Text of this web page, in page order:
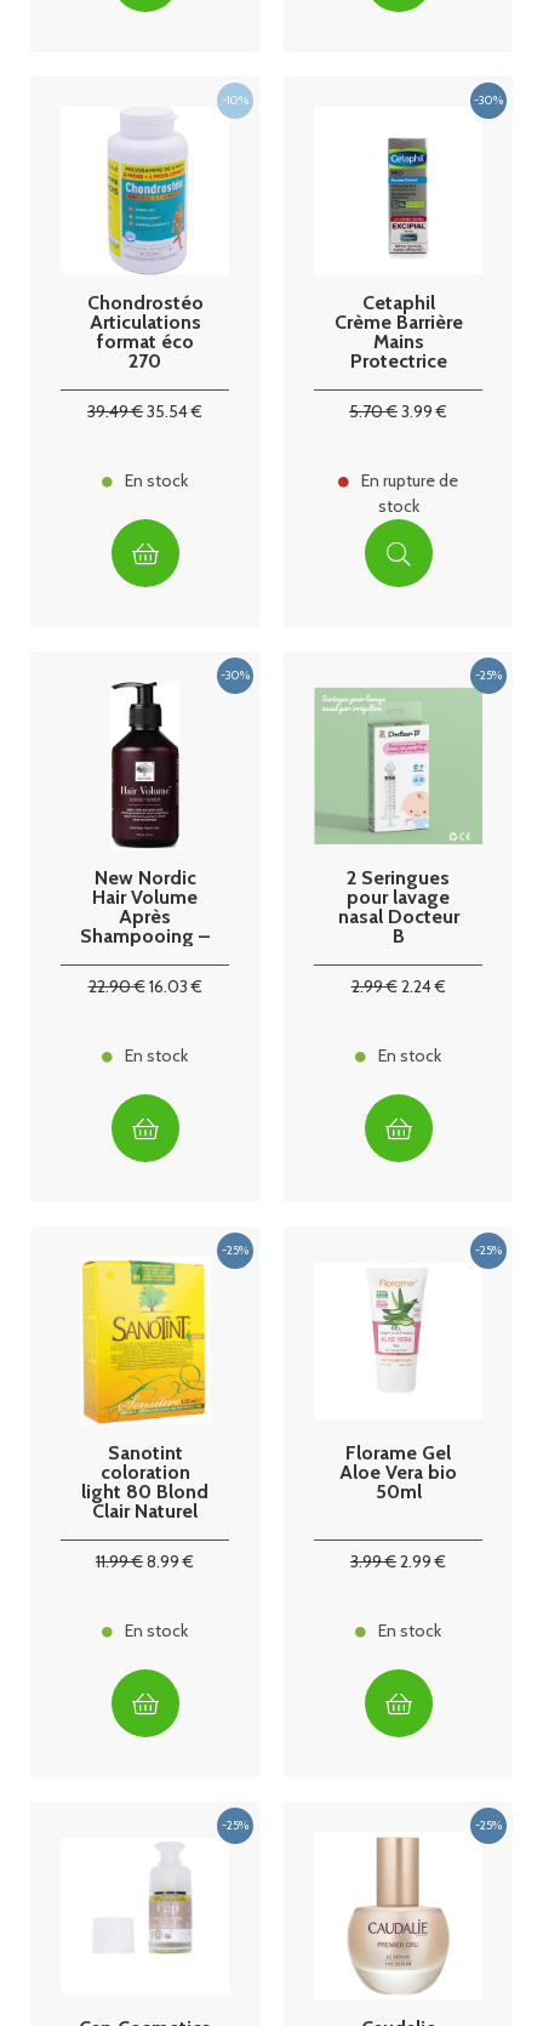
Chondrostéo
Articulations
format éco
270
39.49€35.54€
En stock
Cetaphil
Crème Barrière
Mains
Protectrice
5.70€3.99 €
En rupture de
stock
New Nordic
Hair Volume
Après
Shampooing –
22.90€16.03€
En stock
2 Seringues
pour lavage
nasal Docteur
B
2.99€2.24€
En stock
Sanotint
coloration
light 80 Blond
Clair Naturel
11.99€8.99 €
En stock
Florame Gel
Aloe Vera bio
50ml
3.99€2.99 €
En stock